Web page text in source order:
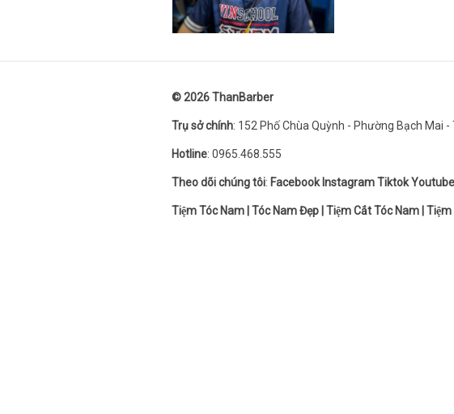
© 2026ThanBarber
Trụ sở chính: 152 Phố Chùa Quỳnh - Phường Bạch Mai -
Hotline: 0965.468.555
Theo dõi chúng tôi: Facebook InstagramTiktokYoutube
Tiệm Tóc Nam Tóc Nam Đẹp Tiệm Cắt Tóc Nam Tiệm